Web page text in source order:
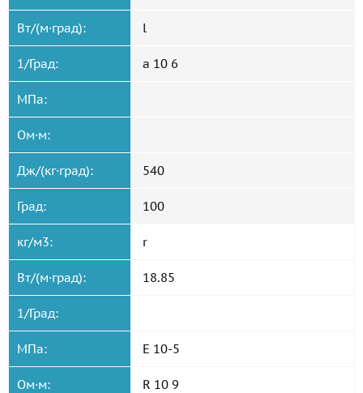
Вт/(м·град): l
1/Град: a 10 6
МПа:
Ом·м:
Дж/(кг·град): 540
Град: 100
кг/м3: r
Вт/(м·град): 18.85
1/Град:
МПа: E 10-5
Ом·м: R 10 9